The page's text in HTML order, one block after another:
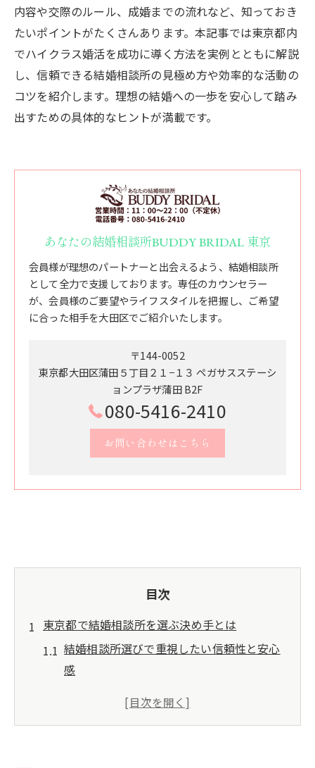
内容や交際のルール、成婚までの流れなど、知っておき
たいポイントがたくさんあります。本記事では東京都内
でハイクラス婚活を成功に導く方法を実例とともに解説
し、信頼できる結婚相談所の見極め方や効率的な活動の
コツを紹介します。理想の結婚への一歩を安心して踏み
出すための具体的なヒントが満載です。
あなたの結婚相談所BUDDY BRIDAL 東京
会員様が理想のパートナーと出会えるよう、結婚相談所
として全力で支援しております。専任のカウンセラー
が、会員様のご要望やライフスタイルを把握し、ご希望
に合った相手を大田区でご紹介いたします。
〒144-0052
東京都大田区蒲田５丁目２１−１３ ペガサスステーシ
ョンプラザ蒲田 B2F
080-5416-2410
お問い合わせはこちら
目次
東京都で結婚相談所を選ぶ決め手とは
結婚相談所選びで重視したい信頼性と安心
感
東京都の結婚相談所ランキング比較のコツ